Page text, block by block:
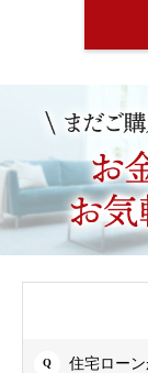
住宅ロー